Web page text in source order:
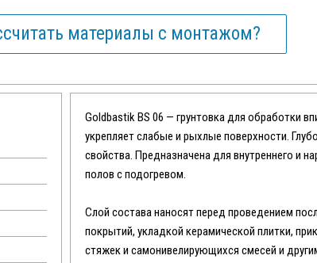
материалы с монтажом?
Goldbastik BS 06 — грунтовка для обработки
укрепляет слабые и рыхлые поверхности.
свойства. Предназначена для внутреннего и
полов с подогревом.
Слой состава наносят перед проведением
покрытий, укладкой керамической плитки,
стяжек и самонивелирующихся смесей и